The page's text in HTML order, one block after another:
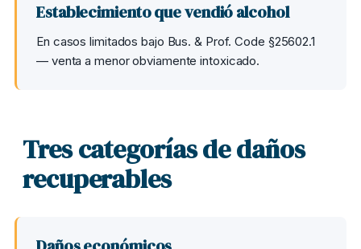
Establecimiento que vendió alcohol
En casos limitados bajo Bus. & Prof. Code §25602.1
— venta a menor obviamente intoxicado.
Tres categorías de daños
recuperables